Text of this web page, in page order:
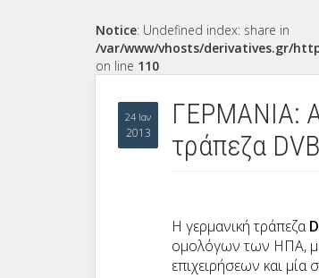
Notice: Undefined index: share in
/var/www/vhosts/derivatives.gr/
on line 110
24 Ιαν
2013
ΓΕΡΜΑΝΙΑ:
τράπεζα DVB
Η γερμανική τράπεζα
ομολόγων των ΗΠΑ,
επιχειρήσεων και